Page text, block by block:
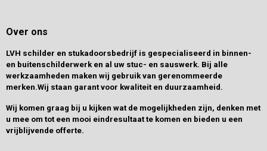
Over ons
LVH schilder en stukadoorsbedrijf is gespecialiseerd in binnen-
en buitenschilderwerk en al uw stuc- en sauswerk. Bij alle
werkzaamheden maken wij gebruik van gerenommeerde
merken.Wij staan garant voor kwaliteit en duurzaamheid.
Wij komen graag bij u kijken wat de mogelijkheden zijn, denken met
u mee om tot een mooi eindresultaat te komen en bieden u een
vrijblijvende offerte.